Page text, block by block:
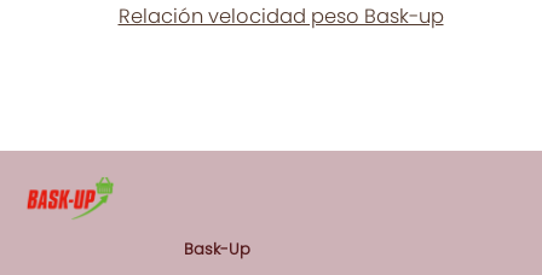
Relación velocidad peso Bask-up
Bask-Up